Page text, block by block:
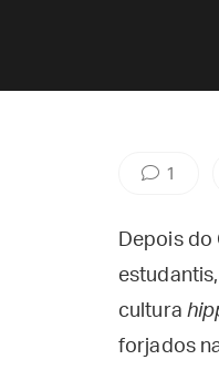
1
Depois do
cultura
forjados